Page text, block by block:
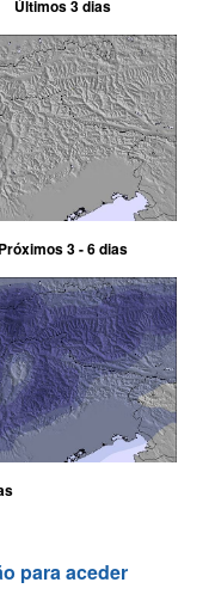
Últimos 3 dias
Próximos 3 - 6 dias
para aceder